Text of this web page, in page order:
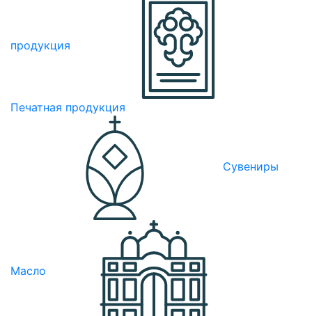
продукция
Печатная продукция
Сувениры
Масло